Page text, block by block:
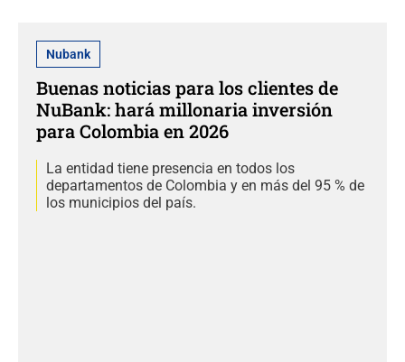
Nubank
Buenas noticias para los clientes de
NuBank: hará millonaria inversión
para Colombia en 2026
La entidad tiene presencia en todos los
departamentos de Colombia y en más del 95 % de
los municipios del país.